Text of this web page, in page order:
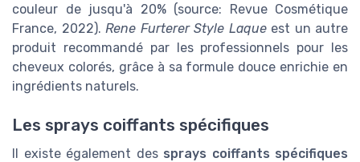
couleur de jusqu'à 20% (source: Revue Cosmétique
France, 2022). Rene Furterer Style Laqueest un autre
produit recommandé par les professionnels pour les
cheveux colorés, grâce à sa formule douce enrichie en
ingrédients naturels.
Les sprays coiffants spécifiques
Il existe également des sprays coiffants spécifiques